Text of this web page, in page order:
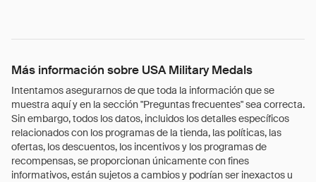
Más información sobre USA Military Medals
Intentamos asegurarnos de que toda la información que se
muestra aquí y en la sección "Preguntas frecuentes" sea correcta.
Sin embargo, todos los datos, incluidos los detalles específicos
relacionados con los programas de la tienda, las políticas, las
ofertas, los descuentos, los incentivos y los programas de
recompensas, se proporcionan únicamente con fines
informativos, están sujetos a cambios y podrían ser inexactos u